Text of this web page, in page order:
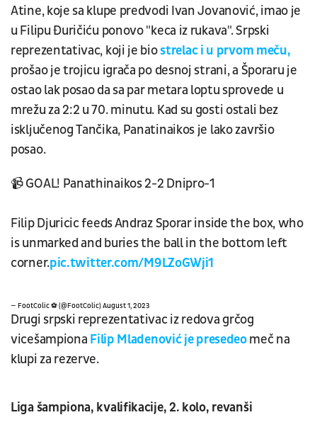
Atine, koje sa klupe predvodi Ivan Jovanović, imao je
u Filipu Đuričiću ponovo "keca iz rukava". Srpski
reprezentativac, koji je biostrelac i u prvom meču,
prošao je trojicu igrača po desnoj strani, a Šporaru je
ostao lak posao da sa par metara loptu sprovede u
mrežu za 2:2 u 70. minutu. Kad su gosti ostali bez
isključenog Tančika, Panatinaikos je lako završio
posao.
📹 GOAL! Panathinaikos 2-2 Dnipro-1
Filip Djuricic feeds Andraz Sporar inside the box, who
is unmarked and buries the ball in the bottom left
corner.pic.twitter.com/M9LZoGWji1
— FootColic ⚽️ (@FootColic)August 1, 2023
Drugi srpski reprezentativac iz redova grčog
vicešampiona Filip Mladenović je presedeomeč na
klupi za rezerve.
Liga šampiona, kvalifikacije, 2. kolo, revanši